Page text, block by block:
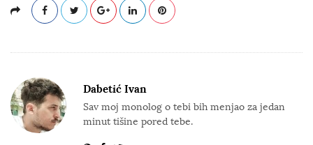
Dabetić Ivan
Sav moj monolog o tebi bih menjao za jedan
minut tišine pored tebe.